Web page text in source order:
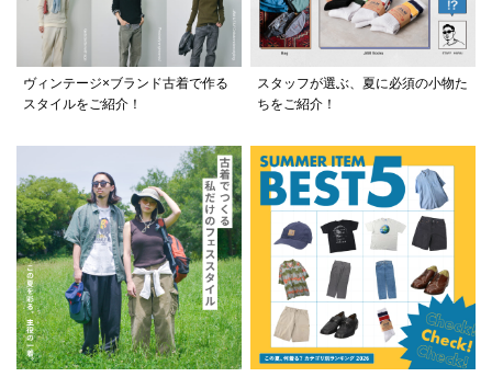
ヴィンテージ×ブランド古着で作る
スタイルをご紹介！
スタッフが選ぶ、夏に必須の小物た
ちをご紹介！